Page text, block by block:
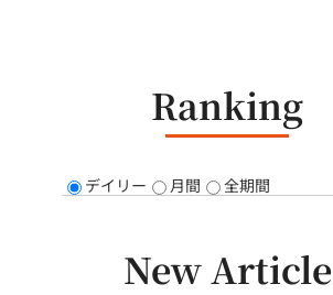
Ranking
デイリー 月間 全期間
New Article